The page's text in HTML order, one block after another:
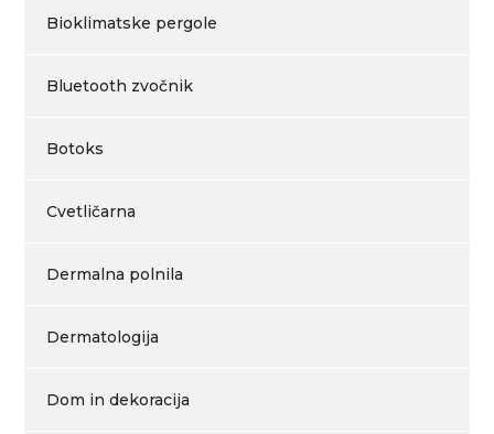
Bioklimatske pergole
Bluetooth zvočnik
Botoks
Cvetličarna
Dermalna polnila
Dermatologija
Dom in dekoracija